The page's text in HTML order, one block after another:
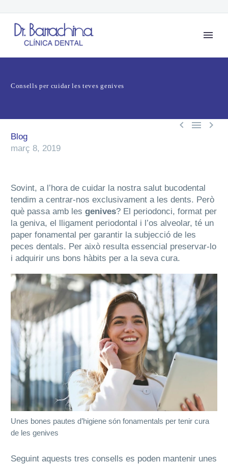
Consells per cuidar les teves genives
  
Blog
març 8, 2019
Sovint, a l’hora de cuidar la nostra salut bucodental
tendim a centrar-nos exclusivament a les dents. Però
què passa amb les genives? El periodonci, format per
la geniva, el lligament periodontal i l’os alveolar, té un
paper fonamental per garantir la subjecció de les
peces dentals. Per això resulta essencial preservar-lo
i adquirir uns bons hàbits per a la seva cura.
Unes bones pautes d’higiene són fonamentals per tenir cura
de les genives
Seguint aquests tres consells es poden mantenir unes